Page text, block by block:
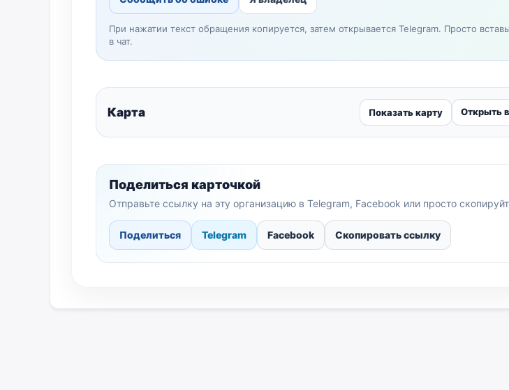
При нажатии текст обращения копируется, затем открывается Telegram. Просто
в чат.
Карта Показать карту Открыть
Поделиться карточкой
Отправьте ссылку на эту организацию в Telegram, Facebook или просто
Поделиться Telegram Facebook Скопировать ссылку